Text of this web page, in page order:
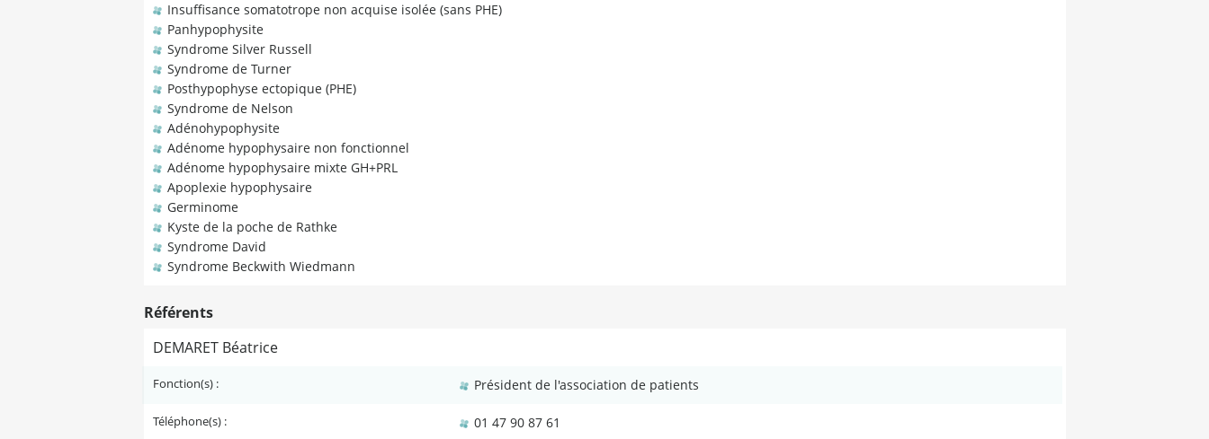
Insuffisance somatotrope non acquise isolée (sans PHE)
Panhypophysite
Syndrome Silver Russell
Syndrome de Turner
Posthypophyse ectopique (PHE)
Syndrome de Nelson
Adénohypophysite
Adénome hypophysaire non fonctionnel
Adénome hypophysaire mixte GH+PRL
Apoplexie hypophysaire
Germinome
Kyste de la poche de Rathke
Syndrome David
Syndrome Beckwith Wiedmann
Référents
DEMARET Béatrice
Fonction(s) : Président de l'association de patients
Téléphone(s) : 01 47 90 87 61